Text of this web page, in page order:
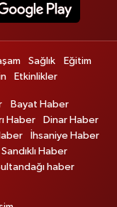
Sağlık
Eğitim
Etkinlikler
Bayat Haber
Haber
Dinar Haber
İhsaniye Haber
Sandıklı Haber
haber